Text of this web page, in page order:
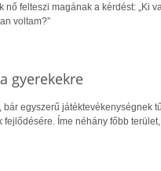
nő felteszi magának a kérdést: „Ki
voltam?”
gyerekekre
bár egyszerű játéktevékenységnek
fejlődésére. Íme néhány főbb